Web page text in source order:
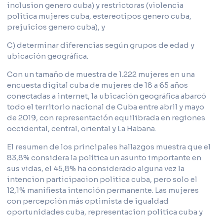
inclusion genero cuba) y restrictoras (violencia
politica mujeres cuba, estereotipos genero cuba,
prejuicios genero cuba), y
C) determinar diferencias según grupos de edad y
ubicación geográfica.
Con un tamaño de muestra de 1.222 mujeres en una
encuesta digital cuba de mujeres de 18 a 65 años
conectadas a internet, la ubicación geográfica abarcó
todo el territorio nacional de Cuba entre abril y mayo
de 2019, con representación equilibrada en regiones
occidental, central, oriental y La Habana.
El resumen de los principales hallazgos muestra que el
83,8% considera la política un asunto importante en
sus vidas, el 45,8% ha considerado alguna vez la
intencion participacion politica cuba, pero solo el
12,1% manifiesta intención permanente. Las mujeres
con percepción más optimista de igualdad
oportunidades cuba, representacion politica cuba y